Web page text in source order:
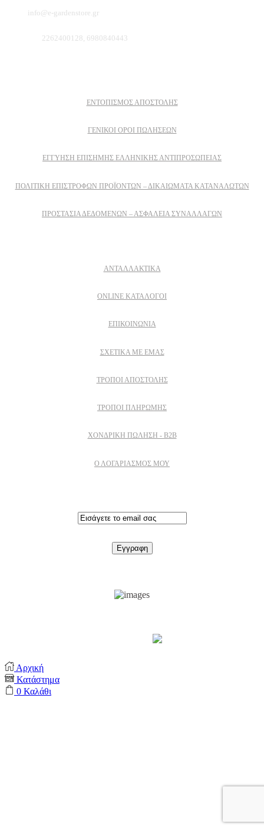
info@e-gardenstore.gr
2262400128, 6980840443
ΕΝΤΟΠΙΣΜΟΣ ΑΠΟΣΤΟΛΗΣ
ΓΕΝΙΚΟΙ ΟΡΟΙ ΠΩΛΗΣΕΩΝ
ΕΓΓΎΗΣΗ ΕΠΊΣΗΜΗΣ ΕΛΛΗΝΙΚΉΣ ΑΝΤΙΠΡΟΣΩΠΕΊΑΣ
ΠΟΛΙΤΙΚΉ ΕΠΙΣΤΡΟΦΏΝ ΠΡΟΪΌΝΤΩΝ – ΔΙΚΑΙΏΜΑΤΑ ΚΑΤΑΝΑΛΩΤΏΝ
ΠΡΟΣΤΑΣΊΑ ΔΕΔΟΜΈΝΩΝ – ΑΣΦΆΛΕΙΑ ΣΥΝΑΛΛΑΓΏΝ
ΑΝΤΑΛΛΑΚΤΙΚΑ
ONLINE ΚΑΤΑΛΟΓΟΙ
ΕΠΙΚΟΙΝΩΝΙΑ
ΣΧΕΤΙΚΆ ΜΕ ΕΜΆΣ
ΤΡΌΠΟΙ ΑΠΟΣΤΟΛΉΣ
ΤΡΌΠΟΙ ΠΛΗΡΩΜΉΣ
ΧΟΝΔΡΙΚΉ ΠΏΛΗΣΗ - B2B
Ο ΛΟΓΑΡΙΑΣΜΟΣ ΜΟΥ
Αρχική
Κατάστημα
0 Καλάθι